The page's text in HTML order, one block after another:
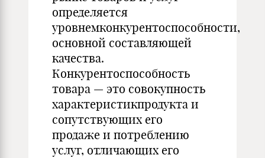
определяется
уровнемконкурентоспособности,
основной составляющей
качества.
Конкурентоспособность
товара — это совокупность
характеристикпродукта и
сопутствующих его
продаже и потреблению
услуг, отличающих его